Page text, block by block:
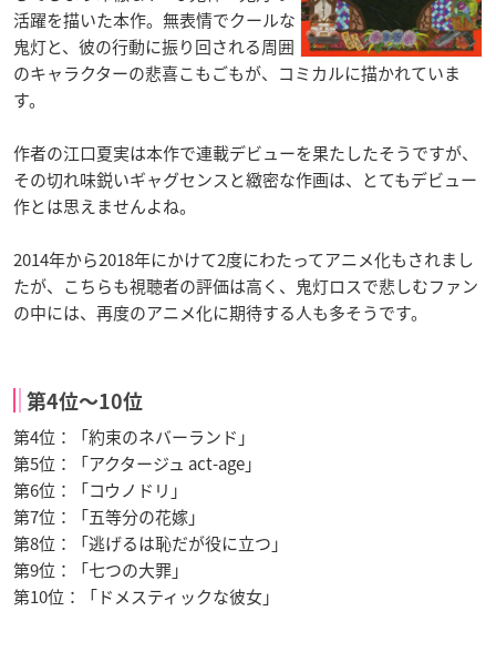
活躍を描いた本作。無表情でクールな
鬼灯と、彼の行動に振り回される周囲
のキャラクターの悲喜こもごもが、コミカルに描かれていま
す。
作者の江口夏実は本作で連載デビューを果たしたそうですが、
その切れ味鋭いギャグセンスと緻密な作画は、とてもデビュー
作とは思えませんよね。
2014年から2018年にかけて2度にわたってアニメ化もされまし
たが、こちらも視聴者の評価は高く、鬼灯ロスで悲しむファン
の中には、再度のアニメ化に期待する人も多そうです。
第4位〜10位
第4位：「約束のネバーランド」
第5位：「アクタージュ act-age」
第6位：「コウノドリ」
第7位：「五等分の花嫁」
第8位：「逃げるは恥だが役に立つ」
第9位：「七つの大罪」
第10位：「ドメスティックな彼女」